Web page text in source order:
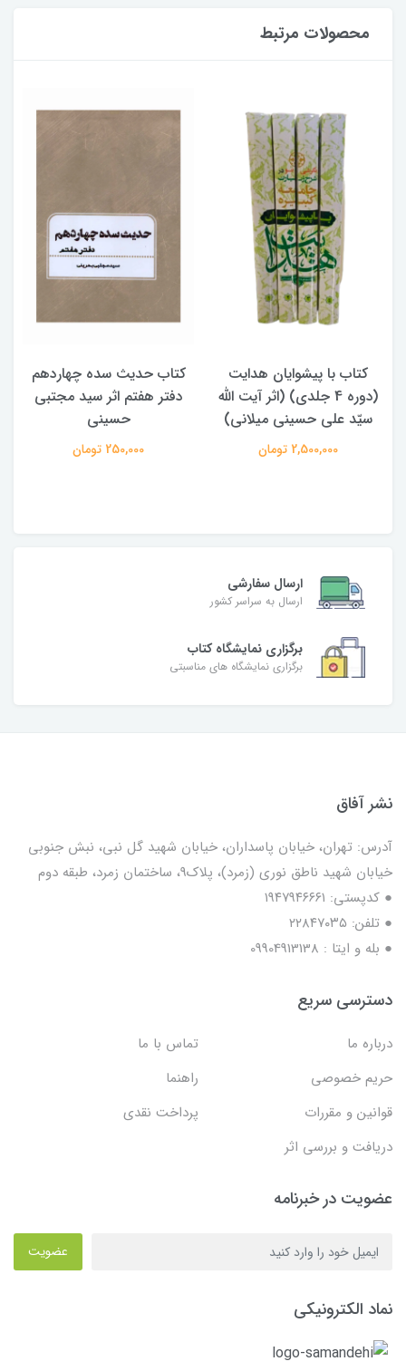
محصولات مرتبط
کتاب با پیشوایان هدایت
(دوره 4 جلدی) (اثر آیت الله
سیّد علی حسینی میلانی)
2,500,000 تومان
کتاب حدیث سده چهاردهم
دفتر هفتم اثر سید مجتبی
حسینی
250,000 تومان
ارسال سفارشی
ارسال به سراسر کشور
برگزاری نمایشگاه کتاب
برگزاری نمایشگاه های مناسبتی
نشر آفاق
آدرس: تهران، خیابان پاسداران، خیابان شهید گل نبی، نبش جنوبی
خیابان شهید ناطق نوری (زمرد)، پلاک9، ساختمان زمرد، طبقه دوم
● کدپستی: ۱۹۴۷۹۴۶۶۶۱
● تلفن: ٢٢٨۴٧۰۳۵
● بله و ایتا : 09904913138
دسترسی سریع
درباره ما
تماس با ما
حریم خصوصی
راهنما
قوانین و مقررات
پرداخت نقدی
دریافت و بررسی اثر
عضویت در خبرنامه
عضویت
نماد الکترونیکی